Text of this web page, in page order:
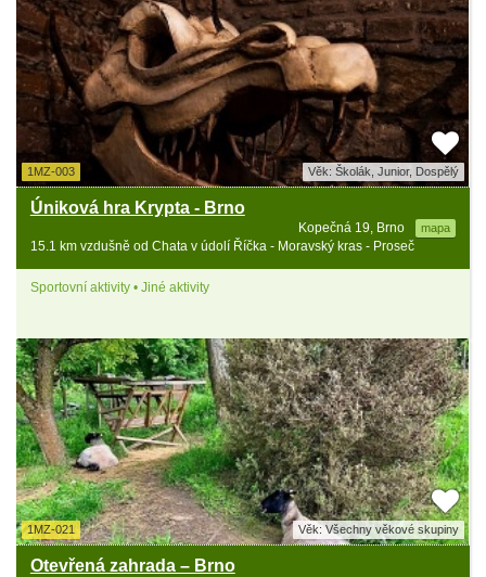
1MZ-003 Věk: Školák, Junior, Dospělý
Úniková hra Krypta - Brno
Kopečná 19, Brno mapa
15.1 km vzdušně od Chata v údolí Říčka - Moravský kras - Proseč
Sportovní aktivity • Jiné aktivity
1MZ-021 Věk: Všechny věkové skupiny
Otevřená zahrada – Brno